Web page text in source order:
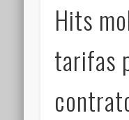
Hits
tarifas